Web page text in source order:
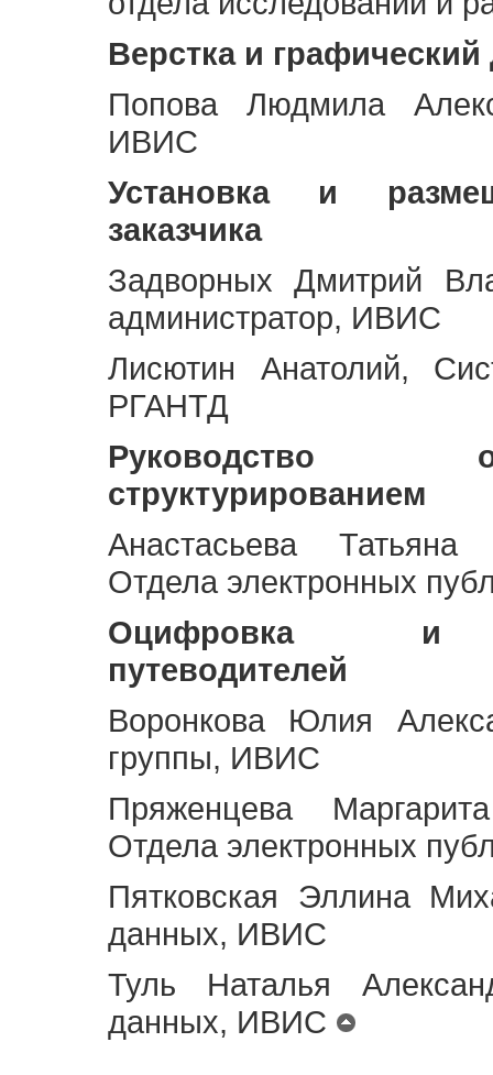
Верстка и графический
Попова Людмила
ИВИС
Установка и
заказчика
Задворных Дмитрий
администратор, ИВИС
Лисютин Анатолий,
РГАНТД
Руководство
структурированием
Анастасьева Татьяна
Отдела электронных
Оцифровка и
путеводителей
Воронкова Юлия
группы, ИВИС
Пряженцева
Отдела электронных
Пятковская Эллина
данных, ИВИС
Туль Наталья
данных, ИВИС